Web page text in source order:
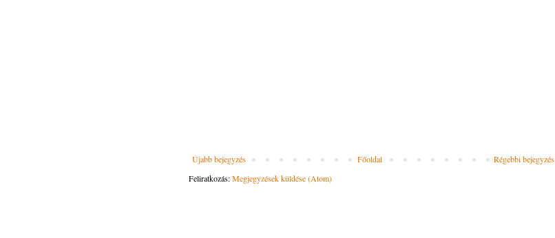
Újabb bejegyzés Régebbi bejegyzés
Főoldal
Feliratkozás:Megjegyzések küldése (Atom)